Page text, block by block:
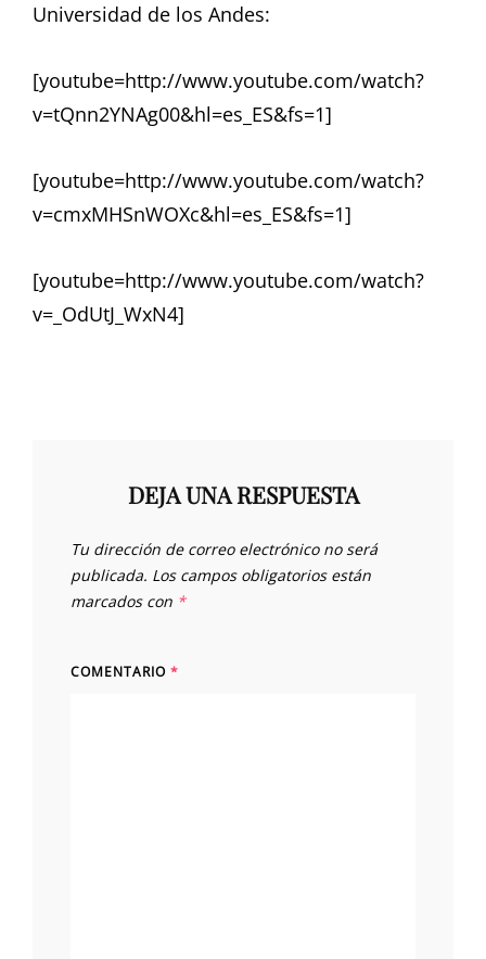
Universidad de los Andes:
[youtube=http://www.youtube.com/watch?
v=tQnn2YNAg00&hl=es_ES&fs=1]
[youtube=http://www.youtube.com/watch?
v=cmxMHSnWOXc&hl=es_ES&fs=1]
[youtube=http://www.youtube.com/watch?
v=_OdUtJ_WxN4]
DEJA UNA RESPUESTA
Tu dirección de correo electrónico no será
publicada. Los campos obligatorios están
marcados con *
COMENTARIO *